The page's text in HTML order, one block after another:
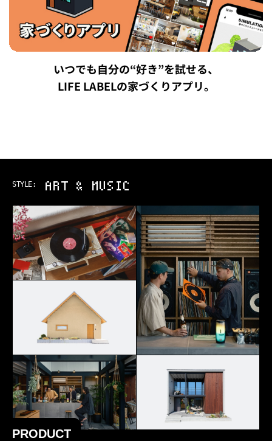
いつでも自分の“好き”を試せる、
LIFE LABELの家づくりアプリ。
STYLE: ART & MUSIC
PRODUCT